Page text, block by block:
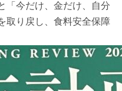
「今だけ、金だけ、自分
取り戻し、食料安全保障